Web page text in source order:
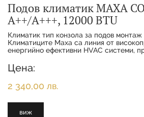
Подов климатик MAXA
A++/A+++, 12000 BTU
Климатик тип конзола за подов монтаж
Климатиците Maxa са линия от
енергийно ефективни HVAC системи,
Цена:
2 340,00 лв.
виж